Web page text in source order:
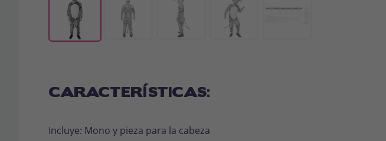
CARACTERÍSTICAS:
Incluye: Mono y pieza para la cabeza